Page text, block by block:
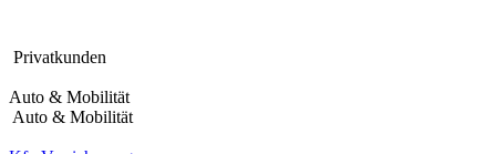
Privatkunden
Auto & Mobilität
Auto & Mobilität